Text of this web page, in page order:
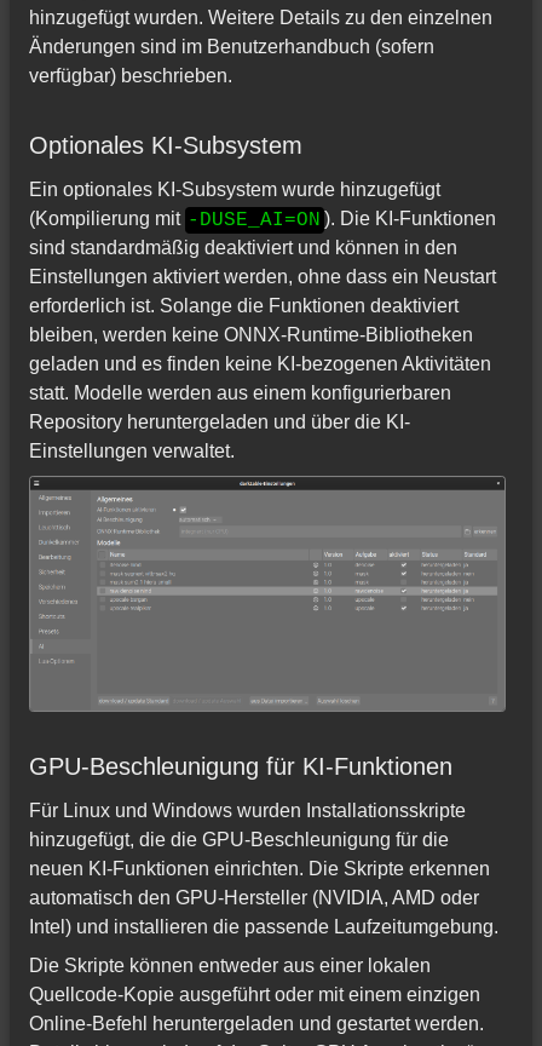
hinzugefügt wurden. Weitere Details zu den einzelnen
Änderungen sind im Benutzerhandbuch (sofern
verfügbar) beschrieben.
Optionales KI-Subsystem
Ein optionales KI-Subsystem wurde hinzugefügt
(Kompilierung mit -DUSE_AI=ON ). Die KI-Funktionen
sind standardmäßig deaktiviert und können in den
Einstellungen aktiviert werden, ohne dass ein Neustart
erforderlich ist. Solange die Funktionen deaktiviert
bleiben, werden keine ONNX-Runtime-Bibliotheken
geladen und es finden keine KI-bezogenen Aktivitäten
statt. Modelle werden aus einem konfigurierbaren
Repository heruntergeladen und über die KI-
Einstellungen verwaltet.
GPU-Beschleunigung für KI-Funktionen
Für Linux und Windows wurden Installationsskripte
hinzugefügt, die die GPU-Beschleunigung für die
neuen KI-Funktionen einrichten. Die Skripte erkennen
automatisch den GPU-Hersteller (NVIDIA, AMD oder
Intel) und installieren die passende Laufzeitumgebung.
Die Skripte können entweder aus einer lokalen
Quellcode-Kopie ausgeführt oder mit einem einzigen
Online-Befehl heruntergeladen und gestartet werden.